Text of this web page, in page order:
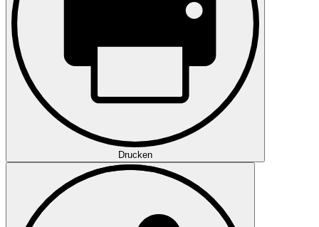
Drucken